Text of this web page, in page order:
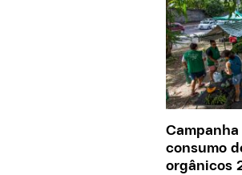
consumo
orgânicos